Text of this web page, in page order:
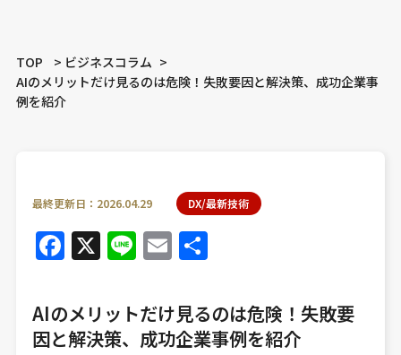
TOP
ビジネスコラム
AIのメリットだけ見るのは危険！失敗要因と解決策、成功企業事
例を紹介
最終更新日：2026.04.29 DX/最新技術
Facebook
X LineEmail
共
AIのメリットだけ見るのは危険！失敗要
因と解決策、成功企業事例を紹介